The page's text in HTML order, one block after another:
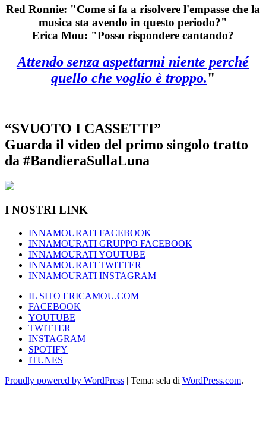
Red Ronnie: "Come si fa a risolvere l'empasse che la
musica sta avendo in questo periodo?"
Erica Mou: "Posso rispondere cantando?
Attendo senza aspettarmi niente perché
quello che voglio è troppo."
“SVUOTO I CASSETTI”
Guarda il video del primo singolo tratto
da #BandieraSullaLuna
I NOSTRI LINK
INNAMOURATI FACEBOOK
INNAMOURATI GRUPPO FACEBOOK
INNAMOURATI YOUTUBE
INNAMOURATI TWITTER
INNAMOURATI INSTAGRAM
IL SITO ERICAMOU.COM
FACEBOOK
YOUTUBE
TWITTER
INSTAGRAM
SPOTIFY
ITUNES
Proudly powered by WordPress | Tema: sela di WordPress.com.